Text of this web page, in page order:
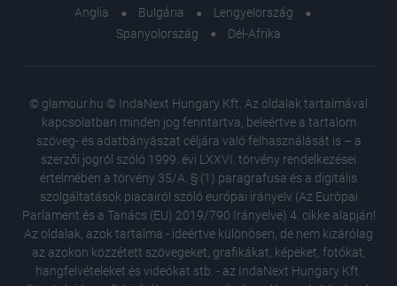
Anglia
Bulgária
Lengyelország
Spanyolország
Dél-Afrika
© glamour.hu © IndaNext Hungary Kft. Az oldalak tartalmával
kapcsolatban minden jog fenntartva, beleértve a tartalom
szöveg- és adatbányászat céljára való felhasználását is – a
szerzői jogról szóló 1999. évi LXXVI. törvény rendelkezései
értelmében a törvény 35/A. § (1) paragrafusa és a digitális
szolgáltatások piacairól szóló európai irányelv (Az Európai
Parlament és a Tanács (EU) 2019/790 Irányelve) 4. cikke alapján!
Az oldalak, azok tartalma - ideértve különösen, de nem kizárólag
az azokon közzétett szövegeket, grafikákat, képeket, fotókat,
hangfelvételeket és videókat stb. - az IndaNext Hungary Kft.